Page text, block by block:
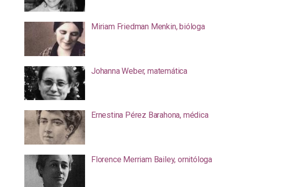
Miriam Friedman Menkin, bióloga
Johanna Weber, matemática
Ernestina Pérez Barahona, médica
Florence Merriam Bailey, ornitóloga